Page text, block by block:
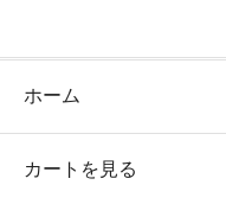
ホーム
カートを見る